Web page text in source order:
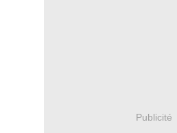
Publicité